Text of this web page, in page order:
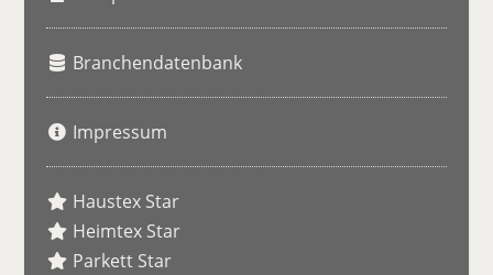
Branchendatenbank
Impressum
Haustex Star
Heimtex Star
Parkett Star